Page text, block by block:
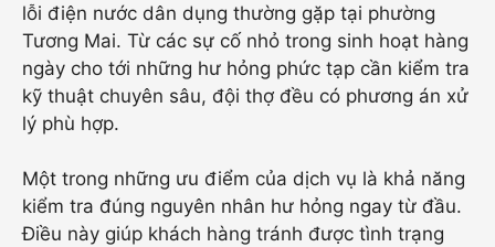
lỗi điện nước dân dụng thường gặp tại phường
Tương Mai. Từ các sự cố nhỏ trong sinh hoạt hàng
ngày cho tới những hư hỏng phức tạp cần kiểm tra
kỹ thuật chuyên sâu, đội thợ đều có phương án xử
lý phù hợp.
Một trong những ưu điểm của dịch vụ là khả năng
kiểm tra đúng nguyên nhân hư hỏng ngay từ đầu.
Điều này giúp khách hàng tránh được tình trạng